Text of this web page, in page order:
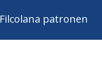
Filcolana patronen